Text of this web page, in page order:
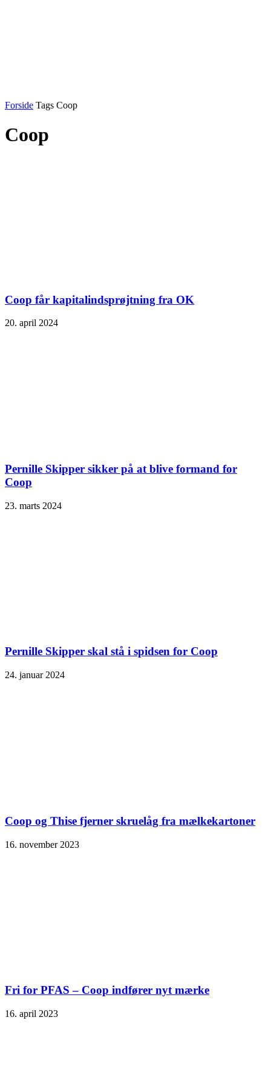
Forside Tags Coop
Coop
Coop får kapitalindsprøjtning fra OK
20. april 2024
Pernille Skipper sikker på at blive formand for
Coop
23. marts 2024
Pernille Skipper skal stå i spidsen for Coop
24. januar 2024
Coop og Thise fjerner skruelåg fra mælkekartoner
16. november 2023
Fri for PFAS – Coop indfører nyt mærke
16. april 2023